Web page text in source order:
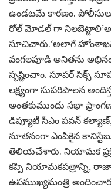
ఉండటమే కారణం. పోలీసులు
రోల్ మోడల్ గా
సూచిచారు.‘అలాగే హోంశాఖను
వంగలపూడి అనితను
సృష్టించాం. సూపర్ సిక్స్
లక్ష్యంగా సుపరిపాలన
అంతకుముందు సభా
డిప్యూటీ సీఎం పవన్
నూతనంగా ఎంపికైన
తెలియచేశారు. నియామక
కప్పి నియామకపత్రాన్ని,
ఉపముఖ్యమంత్రి